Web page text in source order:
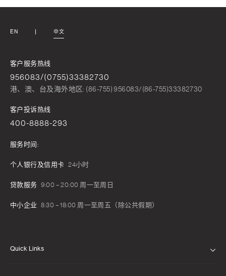
EN 中文
客户服务热线
956083/(0755)33382730
港、澳、台及海外地区: (86-755) 956083/(86-755)33382730
客户投诉热线
400-8888-293
服务时间:
个人银行及信用卡 24小时
贷款服务 9:00 – 20:00 周一至周日
中小企业 8:30 – 18:00 周一至周五（除公共假期）
Quick Links